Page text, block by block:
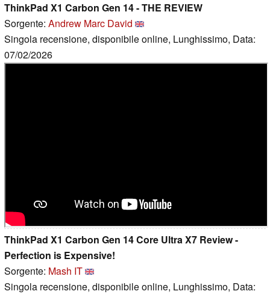
ThinkPad X1 Carbon Gen 14 - THE REVIEW
Sorgente: Andrew Marc David
Singola recensione, disponibile online, Lunghissimo, Data:
07/02/2026
ThinkPad X1 Carbon Gen 14 Core Ultra X7 Review -
Perfection is Expensive!
Sorgente: Mash IT
Singola recensione, disponibile online, Lunghissimo, Data: